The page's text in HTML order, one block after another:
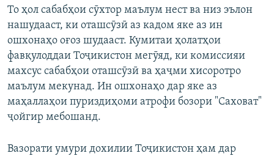
То ҳол сабабҳои сӯхтор маълум нест ва низ эълон
нашудааст, ки оташсӯзӣ аз кадом яке аз ин
ошхонаҳо оғоз шудааст. Кумитаи ҳолатҳои
фавқулоддаи Тоҷикистон мегӯяд, ки комиссияи
махсус сабабҳои оташсӯзӣ ва ҳаҷми хисоротро
маълум мекунад. Ин ошхонаҳо дар яке аз
маҳаллаҳои пуриздиҳоми атрофи бозори "Саховат"
ҷойгир мебошанд.
Вазорати умури дохилии Тоҷикистон ҳам дар